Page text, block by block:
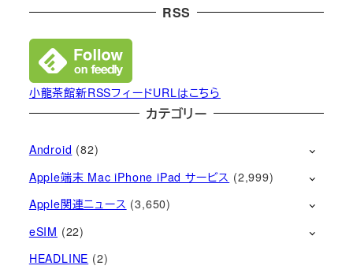
RSS
小龍茶館新RSSフィードURLはこちら
カテゴリー
Android (82)
Apple端末 Mac iPhone iPad サービス (2,999)
Apple関連ニュース (3,650)
eSIM (22)
HEADLINE (2)